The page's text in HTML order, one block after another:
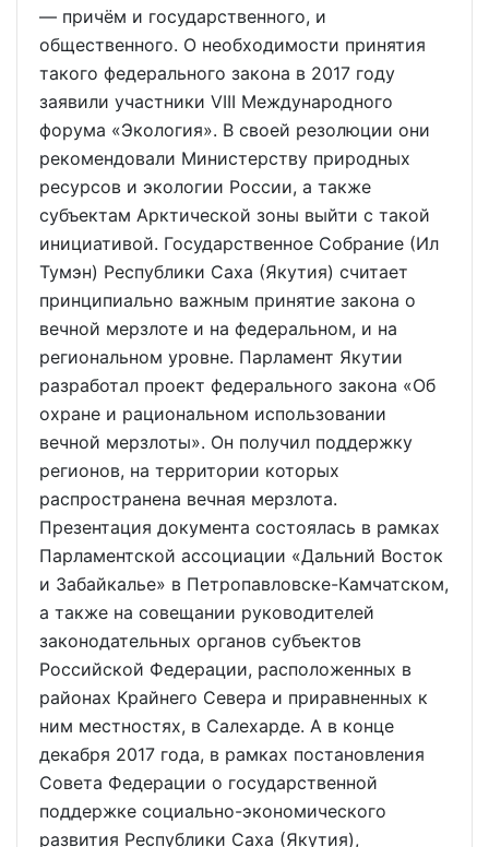
— причём и государственного, и
общественного. О необходимости принятия
такого федерального закона в 2017 году
заявили участники VIII Международного
форума «Экология». В своей резолюции они
рекомендовали Министерству природных
ресурсов и экологии России, а также
субъектам Арктической зоны выйти с такой
инициативой. Государственное Собрание (Ил
Тумэн) Республики Саха (Якутия) считает
принципиально важным принятие закона о
вечной мерзлоте и на федеральном, и на
региональном уровне. Парламент Якутии
разработал проект федерального закона «Об
охране и рациональном использовании
вечной мерзлоты». Он получил поддержку
регионов, на территории которых
распространена вечная мерзлота.
Презентация документа состоялась в рамках
Парламентской ассоциации «Дальний Восток
и Забайкалье» в Петропавловске-Камчатском,
а также на совещании руководителей
законодательных органов субъектов
Российской Федерации, расположенных в
районах Крайнего Севера и приравненных к
ним местностях, в Салехарде. А в конце
декабря 2017 года, в рамках постановления
Совета Федерации о государственной
поддержке социально-экономического
развития Республики Саха (Якутия),